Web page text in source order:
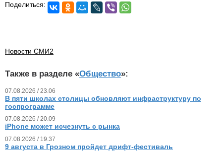
Поделиться:
Новости СМИ2
Также в разделе «Общество»:
07.08.2026 / 23.06
В пяти школах столицы обновляют инфраструктуру по
госпрограмме
07.08.2026 / 20.09
iPhone может исчезнуть с рынка
07.08.2026 / 19.37
9 августа в Грозном пройдет дрифт-фестиваль